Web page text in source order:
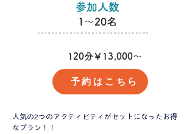
​参加人数
​1～20名
120分￥13,000～
予約はこちら
​人気の2つのアクティビティがセットになったお得
なプラン！！